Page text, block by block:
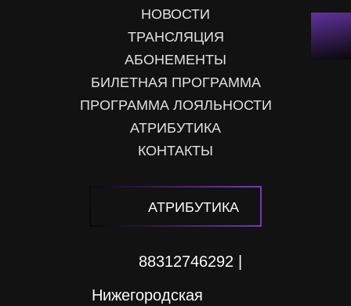
НОВОСТИ
ТРАНСЛЯЦИЯ
АБОНЕМЕНТЫ
БИЛЕТНАЯ ПРОГРАММА
ПРОГРАММА ЛОЯЛЬНОСТИ
АТРИБУТИКА
КОНТАКТЫ
АТРИБУТИКА
88312746292 |
Нижегородская